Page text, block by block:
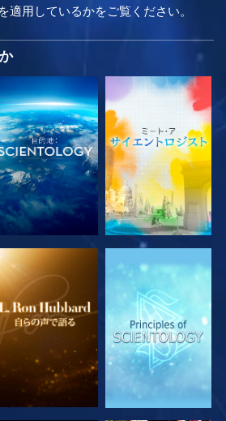
適用しているかをご覧ください。
シリーズを探求 シリーズを探求